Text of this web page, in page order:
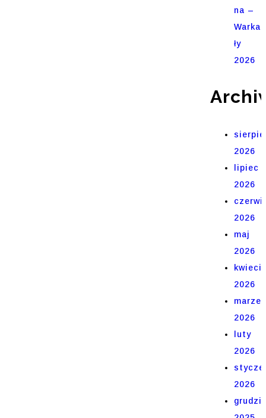
na –
Warka
ły
2026
2026
lipiec
2026
2026
maj
2026
2026
marzec
2026
luty
2026
2026